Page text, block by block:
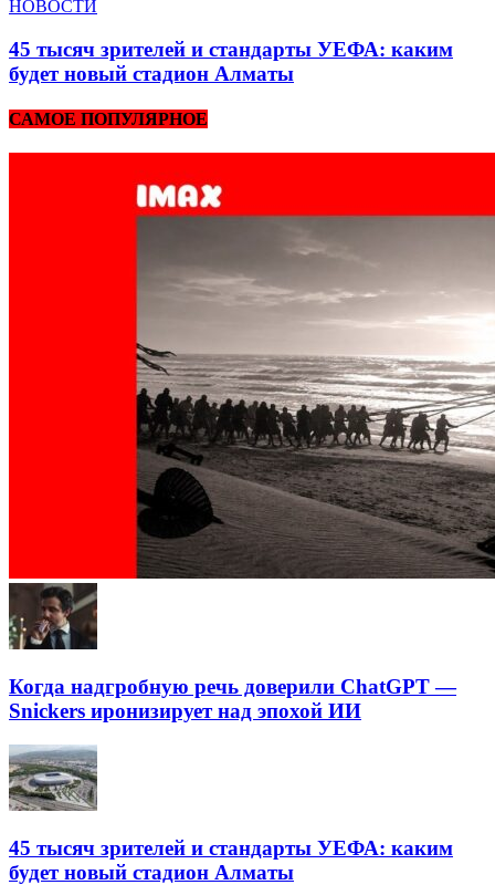
НОВОСТИ
45 тысяч зрителей и стандарты УЕФА: каким
будет новый стадион Алматы
САМОЕ ПОПУЛЯРНОЕ
Когда надгробную речь доверили ChatGPT —
Snickers иронизирует над эпохой ИИ
45 тысяч зрителей и стандарты УЕФА: каким
будет новый стадион Алматы